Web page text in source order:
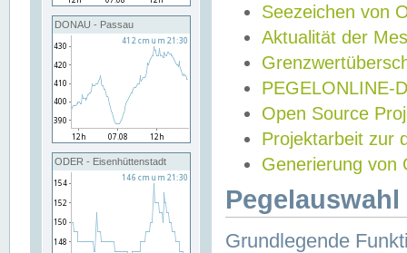
DONAU - Passau
ODER - Eisenhüttenstadt
Seezeichen von
Aktualität der
PEGELONLINE-
Open Source
Projektarbeit zur
Generierung von
Grundlegende